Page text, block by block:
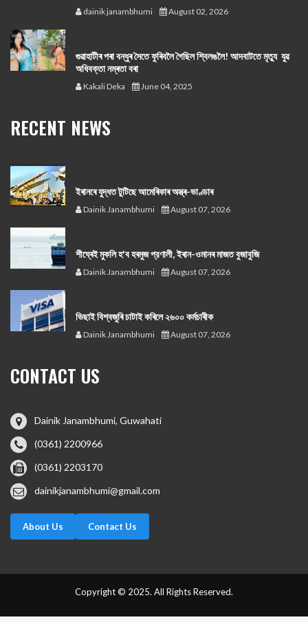
dainik janambhumi August 02, 2026
গুৱাহাটীৰ পৰা বন্ধুৰ সৈতে ফুৰিবলৈ গৈছিল শ্বিলঙলৈ! আদবাটতে মৃত্যু যুৱ
অধিবক্তা নম্ৰতা বৰা
Kakali Deka June 04, 2025
RECENT NEWS
ইৰানৰে যুদ্ধত টুটিছে আমেৰিকাৰ অস্ত্ৰ-ভাণ্ডাৰ
Dainik Janambhumi August 07, 2026
শীঘ্ৰেই মুকলি হ'ব হৰমুজ প্রণালী, ইৰান-ওমানৰ মাজত বুজাবুজি
Dainik Janambhumi August 07, 2026
ভিছাই বিশ্বজুৰি চাটাই কৰিলে ২৬০০ কৰ্মচাৰীক
Dainik Janambhumi August 07, 2026
CONTACT US
Dainik Janambhumi, Guwahati
(0361) 2200966
(0361) 2203170
dainikjanambhumi@gmail.com
About Us Contact Us
Copyright © 2025. All Rights Reserved.